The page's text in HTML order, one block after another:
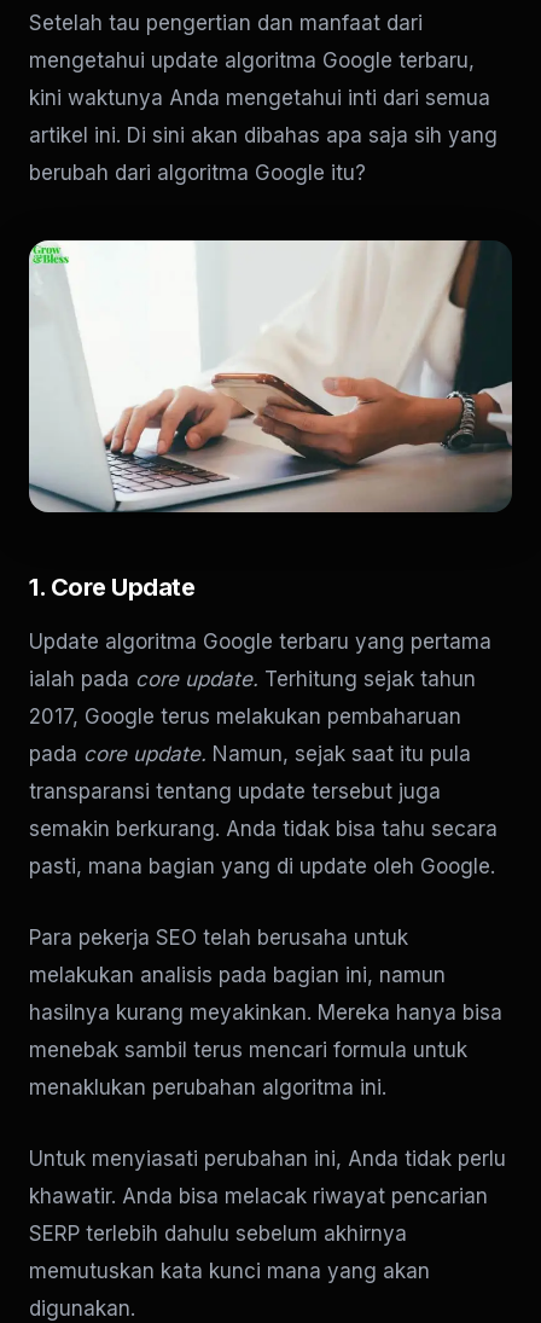
Setelah tau pengertian dan manfaat dari
mengetahui update algoritma Google terbaru,
kini waktunya Anda mengetahui inti dari semua
artikel ini. Di sini akan dibahas apa saja sih yang
berubah dari algoritma Google itu?
1. Core Update
Update algoritma Google terbaru yang pertama
ialah pada core update. Terhitung sejak tahun
2017, Google terus melakukan pembaharuan
pada core update. Namun, sejak saat itu pula
transparansi tentang update tersebut juga
semakin berkurang. Anda tidak bisa tahu secara
pasti, mana bagian yang di update oleh Google.
Para pekerja SEO telah berusaha untuk
melakukan analisis pada bagian ini, namun
hasilnya kurang meyakinkan. Mereka hanya bisa
menebak sambil terus mencari formula untuk
menaklukan perubahan algoritma ini.
Untuk menyiasati perubahan ini, Anda tidak perlu
khawatir. Anda bisa melacak riwayat pencarian
SERP terlebih dahulu sebelum akhirnya
memutuskan kata kunci mana yang akan
digunakan.